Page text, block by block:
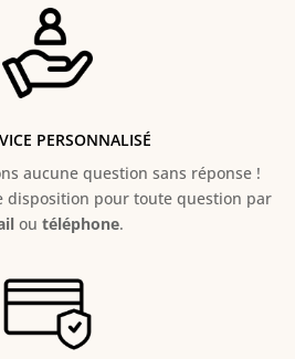
PERSONNALISÉ
question sans réponse !
disposition pour toute question par
ou téléphone.